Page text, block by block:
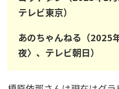
テレビ東京）
あのちゃんねる（2025
夜〉、テレビ朝日）